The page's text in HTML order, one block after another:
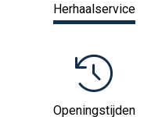
Herhaalservice
Openingstijden